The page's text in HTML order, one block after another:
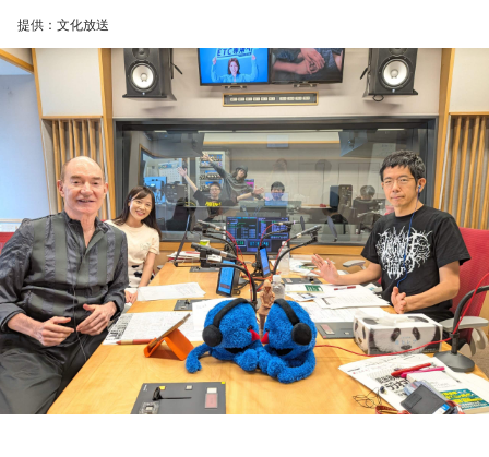
（事務局構成団体＝FM802/ウドー音楽事務所/キョードー大
阪/GREENS CORPORATION/サウンドクリエーター/清水音泉/
スマッシュウエスト/ソーゴー大阪/ページ・ワン/夢番地）
●特別協賛：マクセル株式会社
●協賛： ZIPPO / tabiwa by WESTER
●協力：大阪音楽大学 / ZIP-FM
海水面。周辺が山や島に囲まれているため強風が遮られ、年
間を通して穏やかな風が吹く「インコース有利」な水面とし
て知られている。
一方で、干満の差が激しいという特徴もあり、満潮に向かう
時間帯にはさばき勝負になることも。波乱の展開となれば、
全国トップクラスの広さを誇る水面で、潮位によってスター
ト時の景色が変わるため、各レーサーの動向にも注目が集ま
る。
当番組は、現地・ボートレース徳山から生中継。地元・山口
放送（KRY）のラジオパーソナリティ・原田かおりをゲスト
に迎え、実況・進行を文化放送の高橋将市アナウンサーが担
当し、緊迫した空気と現地の熱気を、音声ならではの圧倒的
な臨場感で全国のリスナーへ伝える。
提供：文化放送